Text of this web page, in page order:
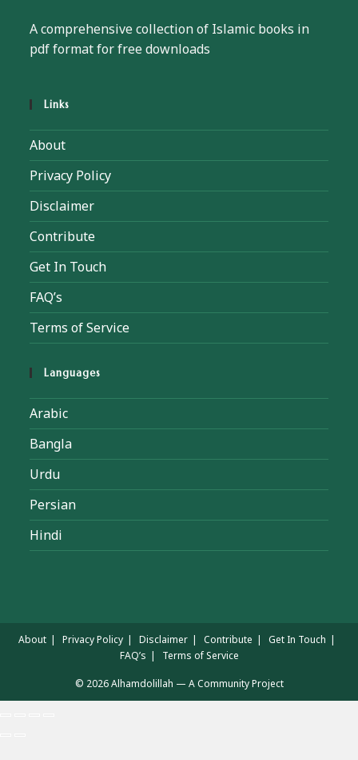
A comprehensive collection of Islamic books in
pdf format for free downloads
Links
About
Privacy Policy
Disclaimer
Contribute
Get In Touch
FAQ’s
Terms of Service
Languages
Arabic
Bangla
Urdu
Persian
Hindi
About Privacy Policy Disclaimer Contribute
Get In Touch
FAQ’s
Terms of Service
© 2026 Alhamdolillah — A Community Project